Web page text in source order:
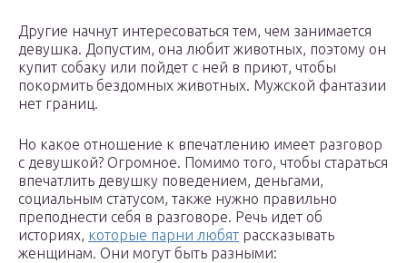
Другие начнут интересоваться тем, чем занимается
девушка. Допустим, она любит животных, поэтому он
купит собаку или пойдет с ней в приют, чтобы
покормить бездомных животных. Мужской фантазии
нет границ.
Но какое отношение к впечатлению имеет разговор
с девушкой? Огромное. Помимо того, чтобы стараться
впечатлить девушку поведением, деньгами,
социальным статусом, также нужно правильно
преподнести себя в разговоре. Речь идет об
историях, которые парни любят рассказывать
женщинам. Они могут быть разными: